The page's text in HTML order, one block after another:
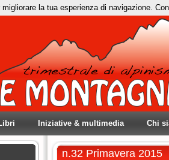
la tua esperienza di navigazione.
Iniziative & multimedia Chi
n.32 Primavera 2015